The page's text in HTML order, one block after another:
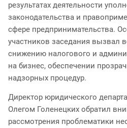
результатах деятельности
законодательства и
сфере предпринимательства.
участников заседания вызвал
снижению налогового и
на бизнес, обеспечении
надзорных процедур.
Директор юридического
Олегом Голенецких обратил
рассмотрения проблематики